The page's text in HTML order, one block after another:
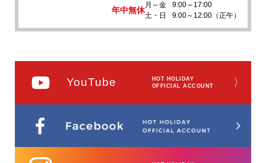
年中無休
月～金
9:00～17:00
土・日
9:00～12:00（正午）
YouTube
HOT HOLIDAY
OFFICIAL ACCOUNT
〉